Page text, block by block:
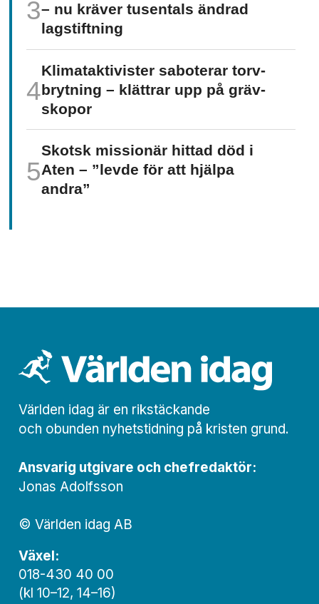
– nu kräver tusentals ändrad
lagstiftning
Klimat­aktivister saboterar torv­
brytning – klättrar upp på gräv­
skopor
Skotsk missionär hittad död i
Aten – ”levde för att hjälpa
andra”
Världen idag är en rikstäckande
och obunden nyhets­­­tidning på kristen grund.
Ansvarig utgivare och chef­redaktör:
Jonas Adolfsson
© Världen idag AB
Växel:
018-430 40 00
(kl 10–12, 14–16)